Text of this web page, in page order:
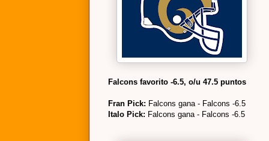
Falcons favorito -6.5, o/u 47.5 puntos
Fran Pick: Falcons gana - Falcons -6.5
Italo Pick: Falcons gana - Falcons -6.5